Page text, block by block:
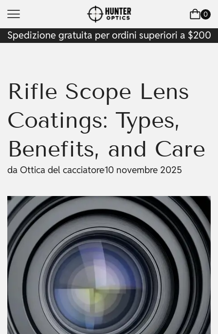
0
Spedizione gratuita per ordini superiori a $200
Rifle Scope Lens
Coatings: Types,
Benefits, and Care
da Ottica del cacciatore10 novembre 2025